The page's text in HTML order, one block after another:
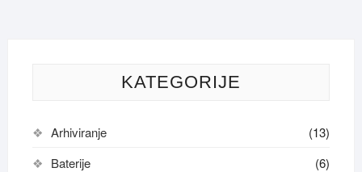
proizvoda.
KATEGORIJE
Arhiviranje
(13)
Baterije
(6)